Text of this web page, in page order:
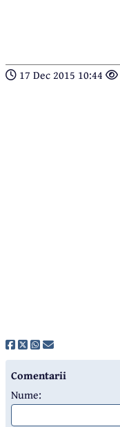
17 Dec 2015 10:44
Comentarii
Nume: